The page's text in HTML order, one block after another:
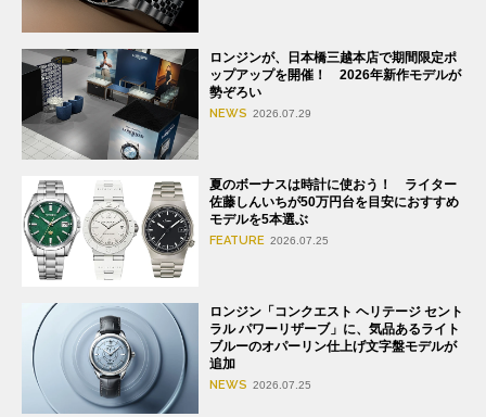
ロンジンが、日本橋三越本店で期間限定ポ
ップアップを開催！ 2026年新作モデルが
勢ぞろい
NEWS 2026.07.29
夏のボーナスは時計に使おう！ ライター
佐藤しんいちが50万円台を目安におすすめ
モデルを5本選ぶ
FEATURE 2026.07.25
ロンジン「コンクエスト ヘリテージ セント
ラル パワーリザーブ」に、気品あるライト
ブルーのオパーリン仕上げ文字盤モデルが
追加
NEWS 2026.07.25